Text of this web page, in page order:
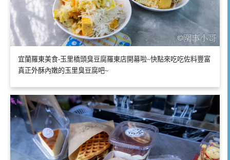
宜蘭羅東美食-玉里橋頭臭豆腐羅東店開幕啦~快點來吃吃佐料豐富
真正外酥內嫩的玉里臭豆腐吧~